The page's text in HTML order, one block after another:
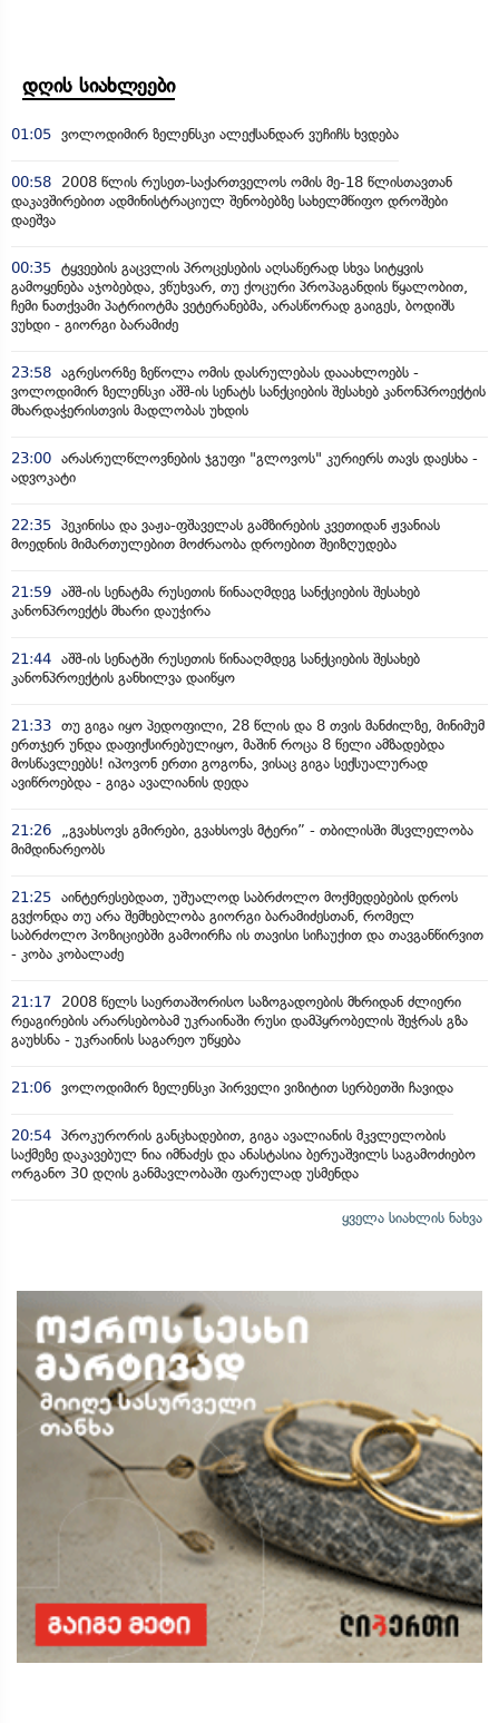
დღის სიახლეები
01:05 ვოლოდიმირ ზელენსკი ალექსანდარ ვუჩიჩს ხვდება
00:58
2008 წლის რუსეთ-საქართველოს ომის მე-18 წლისთავთან
დაკავშირებით ადმინისტრაციულ შენობებზე სახელმწიფო დროშები
დაეშვა
00:35 ტყვეების გაცვლის პროცესების აღსაწერად სხვა სიტყვის
გამოყენება აჯობებდა, ვწუხვარ, თუ ქოცური პროპაგანდის წყალობით,
ჩემი ნათქვამი პატრიოტმა ვეტერანებმა, არასწორად გაიგეს, ბოდიშს
ვუხდი - გიორგი ბარამიძე
23:58 აგრესორზე ზეწოლა ომის დასრულებას დააახლოებს -
ვოლოდიმირ ზელენსკი აშშ-ის სენატს სანქციების შესახებ კანონპროექტის
მხარდაჭერისთვის მადლობას უხდის
23:00 არასრულწლოვნების ჯგუფი "გლოვოს" კურიერს თავს დაესხა -
ადვოკატი
22:35 პეკინისა და ვაჟა-ფშაველას გამზირების კვეთიდან ჟვანიას
მოედნის მიმართულებით მოძრაობა დროებით შეიზღუდება
21:59 აშშ-ის სენატმა რუსეთის წინააღმდეგ სანქციების შესახებ
კანონპროექტს მხარი დაუჭირა
21:44 აშშ-ის სენატში რუსეთის წინააღმდეგ სანქციების შესახებ
კანონპროექტის განხილვა დაიწყო
21:33 თუ გიგა იყო პედოფილი, 28 წლის და 8 თვის მანძილზე, მინიმუმ
ერთჯერ უნდა დაფიქსირებულიყო, მაშინ როცა 8 წელი ამზადებდა
მოსწავლეებს! იპოვონ ერთი გოგონა, ვისაც გიგა სექსუალურად
ავიწროებდა - გიგა ავალიანის დედა
21:26
„გვახსოვს გმირები, გვახსოვს მტერი” - თბილისში მსვლელობა
მიმდინარეობს
21:25 აინტერესებდათ, უშუალოდ საბრძოლო მოქმედებების დროს
გვქონდა თუ არა შემხებლობა გიორგი ბარამიძესთან, რომელ
საბრძოლო პოზიციებში გამოირჩა ის თავისი სიჩაუქით და თავგანწირვით
- კობა კობალაძე
21:17
2008 წელს საერთაშორისო საზოგადოების მხრიდან ძლიერი
რეაგირების არარსებობამ უკრაინაში რუსი დამპყრობელის შეჭრას გზა
გაუხსნა - უკრაინის საგარეო უწყება
21:06 ვოლოდიმირ ზელენსკი პირველი ვიზიტით სერბეთში ჩავიდა
20:54 პროკურორის განცხადებით, გიგა ავალიანის მკვლელობის
საქმეზე დაკავებულ ნია იმნაძეს და ანასტასია ბერუაშვილს საგამოძიებო
ორგანო 30 დღის განმავლობაში ფარულად უსმენდა
ყველა სიახლის ნახვა